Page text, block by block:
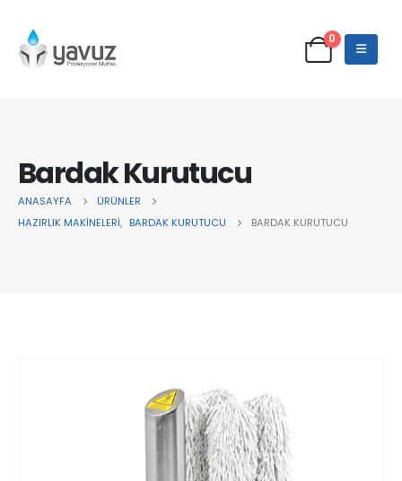
0
Bardak Kurutucu
ANASAYFA
ÜRÜNLER
HAZIRLIK MAKİNELERİ, BARDAK KURUTUCU BARDAK KURUTUCU